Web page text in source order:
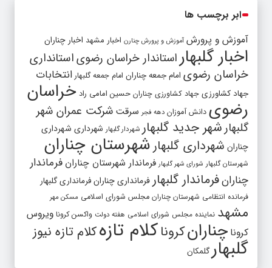
ابر برچسب ها
آموزش و پرورش آموزش و پرورش چنارن اخبار مشهد اخبار چناران
اخبار گلبهار استاندار خراسان رضویاستانداری
خراسان رضوی امام جمعه چناران امام جمعه گلبهار انتخابات
جهاد کشاورزی جهاد کشاورزی چناران حسین امامی راد خراسان
رضوی دانش آموزان دهه فجر سرقت شرکت عمران شهر
گلبهار شهر جدید گلبهار شهردار گلبهار شهرداری شهرداری
چناران شهرداری گلبهار شهرستان چناران
شهرستان گلبهار شورای شهر گلبهار فرماندار شهرستان چناران فرماندار
چنارانفرماندار گلبهار فرمانداری چنارانفرمانداری گلبهار
فرمانده انتظامی شهرستان چناران مجلس شورای اسلامی مسکن مهر
مشهد نماینده مجلس شورای اسلامی هفته دولت واکسن کرونا ویروس
کرونا چنارانکروناکلام تازهکلام تازه نیوز
گلبهار گلمکان